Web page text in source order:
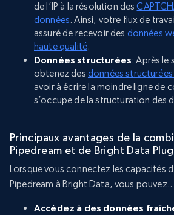
de l’IP à la résolution des
données. Ainsi, votre flux de
assuré de recevoir des données
haute qualité.
Données structurées: Après le
obtenez des données
avoir à écrire la moindre ligne de
s’occupe de la structuration des
Principaux avantages de la
Pipedream et de Bright Data
Lorsque vous connectez les capacités
Pipedream à Bright Data, vous pouvez..
Accédez à des données